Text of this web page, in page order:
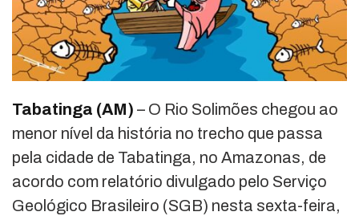
Tabatinga (AM) – O Rio Solimões chegou ao
menor nível da história no trecho que passa
pela cidade de Tabatinga, no Amazonas, de
acordo com relatório divulgado pelo Serviço
Geológico Brasileiro (SGB) nesta sexta-feira,